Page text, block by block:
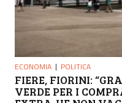
ECONOMIA POLITICA
FIERE, FIORINI:
VERDE PER I